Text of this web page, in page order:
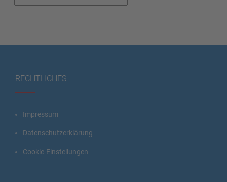
RECHTLICHES
Impressum
Datenschutzerklärung
Cookie-Einstellungen